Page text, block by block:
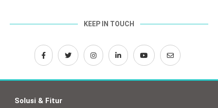
KEEP IN TOUCH
Solusi & Fitur